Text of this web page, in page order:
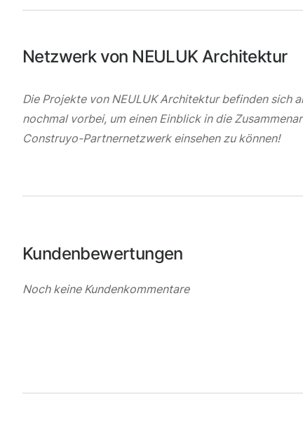
Netzwerk von NEULUK Architektur
Die Projekte von NEULUK Architektur befinden sich
nochmal vorbei, um einen Einblick in die
Construyo-Partnernetzwerk einsehen zu können!
Kundenbewertungen
Noch keine Kundenkommentare